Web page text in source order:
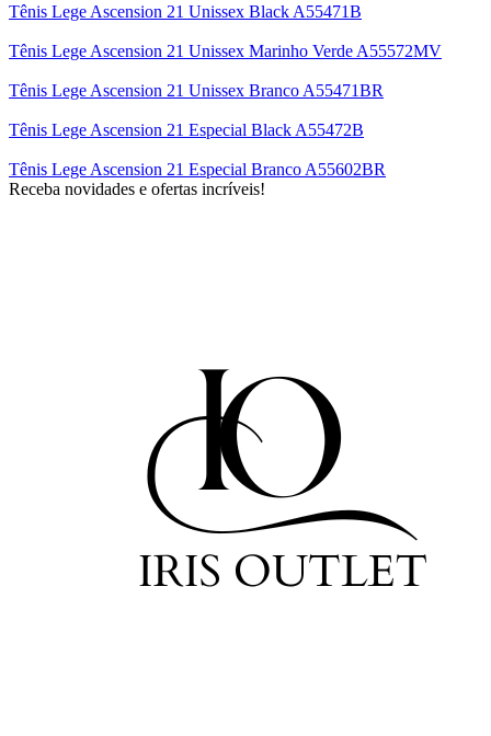
Tênis Lege Ascension 21 Unissex Black A55471B
Tênis Lege Ascension 21 Unissex Marinho Verde A55572MV
Tênis Lege Ascension 21 Unissex Branco A55471BR
Tênis Lege Ascension 21 Especial Black A55472B
Tênis Lege Ascension 21 Especial Branco A55602BR
Receba novidades e ofertas incríveis!